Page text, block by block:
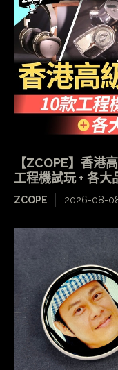
【ZCOPE】香港
工程機試玩 + 各
ZCOPE 2026-08-